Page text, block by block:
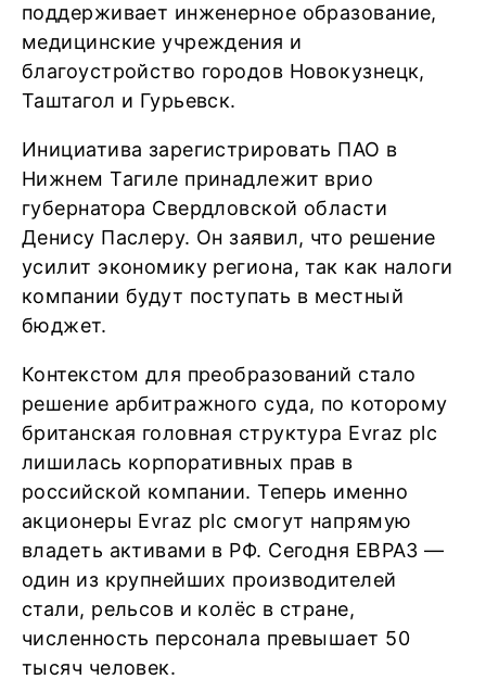
поддерживает инженерное образование,
медицинские учреждения и
благоустройство городов Новокузнецк,
Таштагол и Гурьевск.
Инициатива зарегистрировать ПАО в
Нижнем Тагиле принадлежит врио
губернатора Свердловской области
Денису Паслеру. Он заявил, что решение
усилит экономику региона, так как налоги
компании будут поступать в местный
бюджет.
Контекстом для преобразований стало
решение арбитражного суда, по которому
британская головная структура Evraz plc
лишилась корпоративных прав в
российской компании. Теперь именно
акционеры Evraz plc смогут напрямую
владеть активами в РФ. Сегодня ЕВРАЗ —
один из крупнейших производителей
стали, рельсов и колёс в стране,
численность персонала превышает 50
тысяч человек.